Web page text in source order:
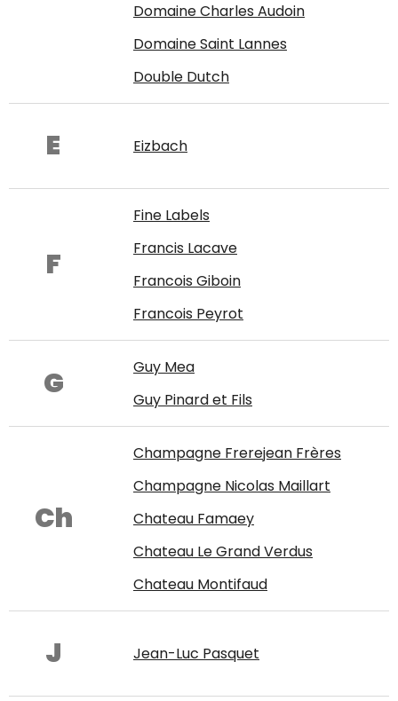
Domaine Charles Audoin
Domaine Saint Lannes
Double Dutch
E Eizbach
F
Fine Labels
Francis Lacave
Francois Giboin
Francois Peyrot
G
Guy Mea
Guy Pinard et Fils
Ch
Champagne Frerejean Frères
Champagne Nicolas Maillart
Chateau Famaey
Chateau Le Grand Verdus
Chateau Montifaud
J Jean-Luc Pasquet